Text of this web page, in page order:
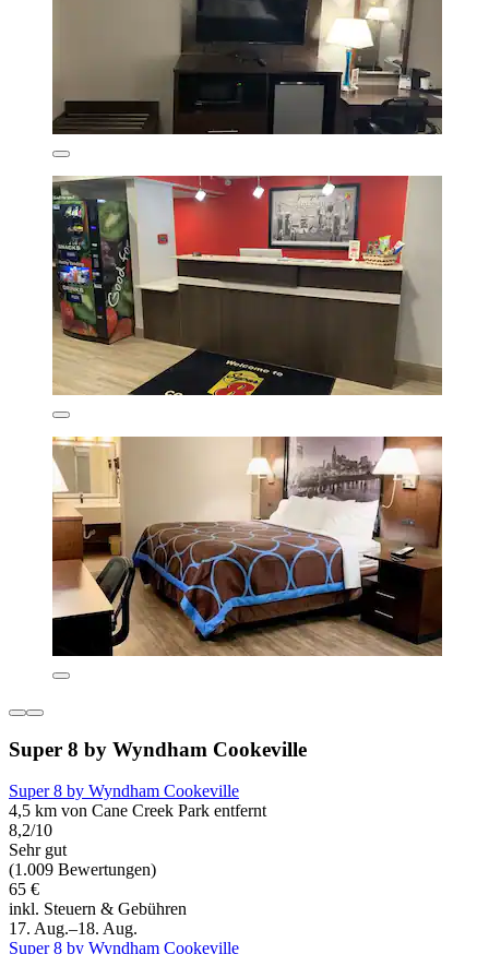
Super 8 by Wyndham Cookeville
Super 8 by Wyndham Cookeville
4,5 km von Cane Creek Park entfernt
8,2/10
Sehr gut
(1.009 Bewertungen)
65 €
inkl. Steuern & Gebühren
17. Aug.–18. Aug.
Super 8 by Wyndham Cookeville